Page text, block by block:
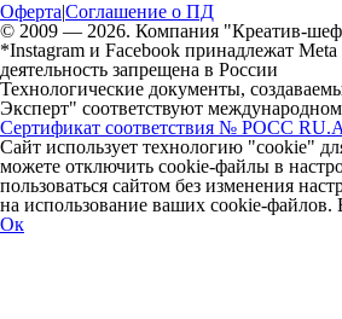
Оферта|Соглашение о ПД
© 2009 — 2026. Компания "Креатив-
*Instagram и Facebook принадлежат Meta
деятельность запрещена в России
Технологические документы,
Эксперт" соответствуют
Сертификат соответствия № РОСС
Сайт использует технологию "cookie"
можете отключить cookie-файлы в
пользоваться сайтом без изменения
на использование ваших cookie-файлов.
Ок